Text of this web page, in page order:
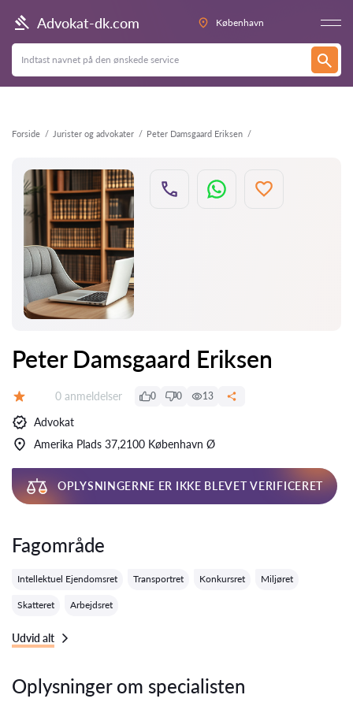
Advokat-dk.com København
Forside Jurister og advokater Peter Damsgaard Eriksen
Tilbage
Peter Damsgaard Eriksen
Anmeldelser:
0 anmeldelser 0 0 13
Advokat
Amerika Plads 37,2100 København Ø
OPLYSNINGERNE ER IKKE BLEVET VERIFICERET
Fagområde
Intellektuel Ejendomsret Transportret Konkursret Miljøret
Skatteret Arbejdsret
Udvid alt
Oplysninger om specialisten